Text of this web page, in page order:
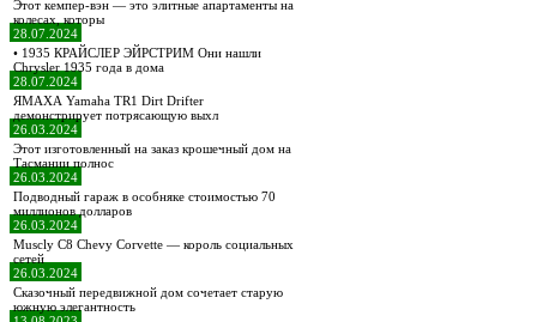
Этот кемпер-вэн — это элитные апартаменты на
колесах, которы
28.07.2024
• 1935 КРАЙСЛЕР ЭЙРСТРИМ Они нашли
Chrysler 1935 года в дома
28.07.2024
ЯМАХА Yamaha TR1 Dirt Drifter
демонстрирует потрясающую выхл
26.03.2024
Этот изготовленный на заказ крошечный дом на
Тасмании полнос
26.03.2024
Подводный гараж в особняке стоимостью 70
миллионов долларов
26.03.2024
Muscly C8 Chevy Corvette — король социальных
сетей
26.03.2024
Сказочный передвижной дом сочетает старую
южную элегантность